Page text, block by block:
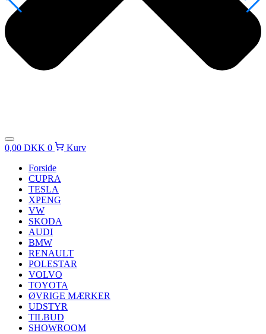
0,00 DKK 0
Kurv
Forside
CUPRA
TESLA
XPENG
VW
SKODA
AUDI
BMW
RENAULT
POLESTAR
VOLVO
TOYOTA
ØVRIGE MÆRKER
UDSTYR
TILBUD
SHOWROOM